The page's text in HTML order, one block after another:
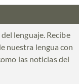
lenguaje. Recibe
nuestra lengua con
las noticias del